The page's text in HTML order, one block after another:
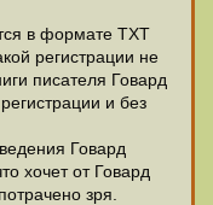
в формате ТХТ
регистрации не
писателя Говард
и без
Говард
хочет от Говард
зря.